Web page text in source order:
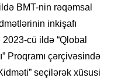
BMT-nin rəqəmsal
inkişafı
cü ildə “Qlobal
Proqramı çərçivəsində
seçilərək xüsusi